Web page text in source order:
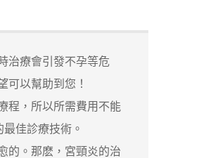
治療會引發不孕等危
可以幫助到您！
程，所以所需費用不能
佳診療技術。
的。那麽，宮頸炎的治